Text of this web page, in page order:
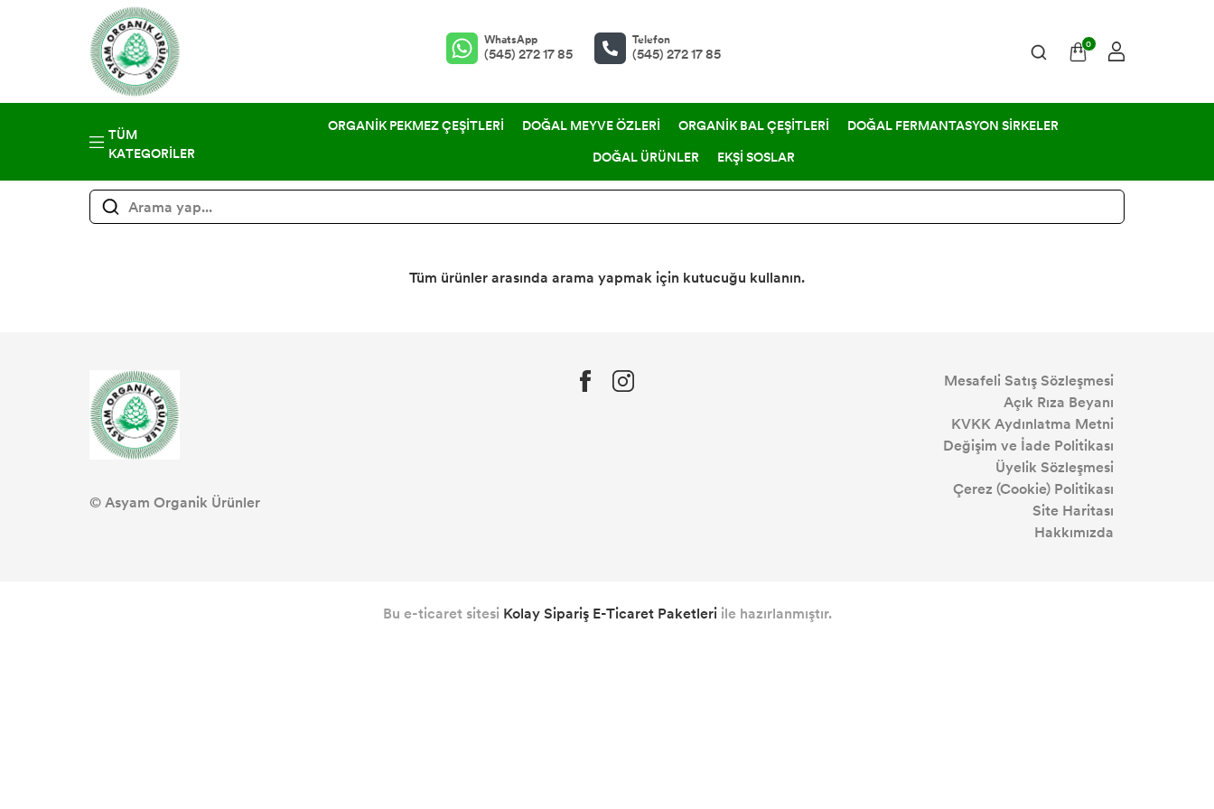
WhatsApp
(545) 272 17 85
Telefon
(545) 272 17 85
0
TÜM
KATEGORILER
ORGANİK PEKMEZ ÇEŞİTLERİ DOĞAL MEYVE ÖZLERİ ORGANİK BAL ÇEŞİTLERİ
DOĞAL FERMANTASYON SİRKELER
DOĞAL ÜRÜNLER
EKŞİ SOSLAR
Tüm ürünler arasında arama yapmak için kutucuğu kullanın.
© Asyam Organik Ürünler
Mesafeli Satış Sözleşmesi
Açık Rıza Beyanı
KVKK Aydınlatma Metni
Değişim ve İade Politikası
Üyelik Sözleşmesi
Çerez (Cookie) Politikası
Site Haritası
Hakkımızda
Bu e-ticaret sitesi Kolay Sipariş E-Ticaret Paketleriile hazırlanmıştır.